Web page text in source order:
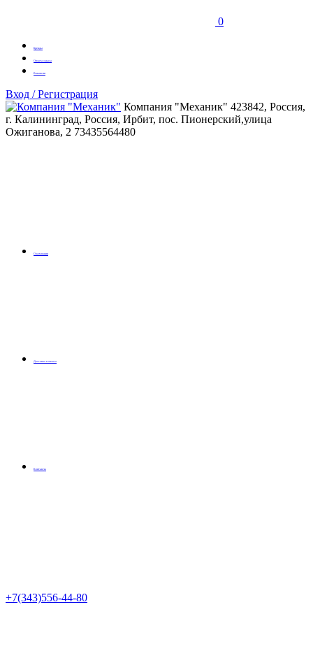
0
Бренды
Оплата заказа
Вакансии
Вход / Регистрация
Компания "Механик" 423842, Россия,
г. Калининград, Россия, Ирбит, пос. Пионерский,улица
Ожиганова, 2 73435564480
О компании
Доставка и оплата
Контакты
+7(343)556-44-80